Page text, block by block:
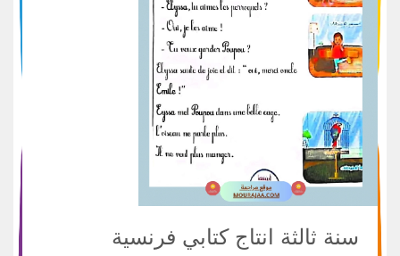
سنة ثالثة انتاج كتابي فرنسية